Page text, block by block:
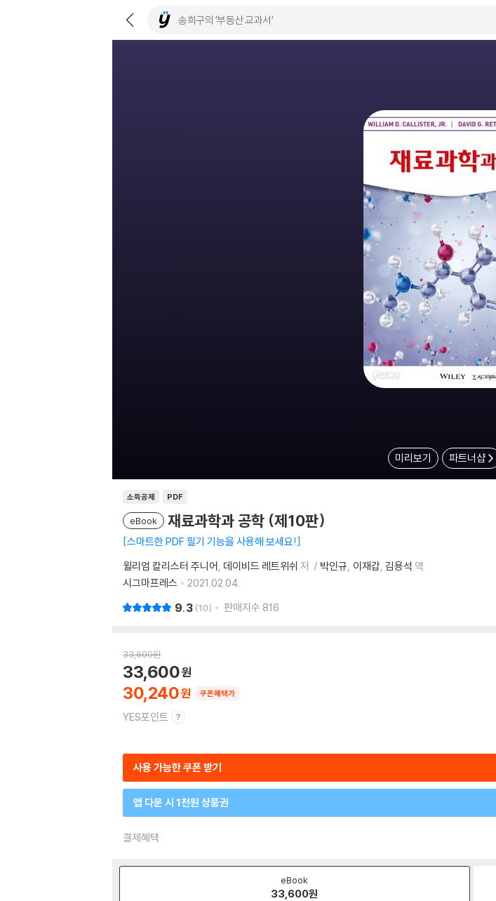
미리보기 파트너샵
소득공제 PDF
eBook 재료과학과 공학 (제10판)
스마트한 PDF 필기 기능을 사용해 보세요!
윌리엄 칼리스터 주니어 데이비드 레트위쉬 저 박인규 이재갑 김용석 역
시그마프레스
2021.02.04.
9.3 10 판매지수 816
33,600원
30,240
33,600
쿠폰혜택가
YES포인트
사용 가능한 쿠폰 받기
앱 다운 시 1천원 상품권
결제혜택
eBook
33,600원